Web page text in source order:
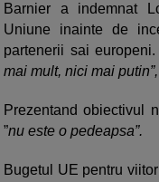
Barnier a indemnat
Uniune inainte de
partenerii sai europeni.
mai mult, nici mai putin”,
Prezentand obiectivul
”nu este o pedeapsa”.
Bugetul UE pentru